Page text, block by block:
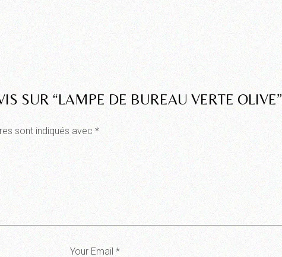
SUR “LAMPE DE BUREAU VERTE OLIVE”
sont indiqués avec *